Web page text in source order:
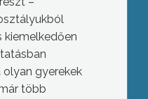
kiemelkedően
olyan gyerekek
több